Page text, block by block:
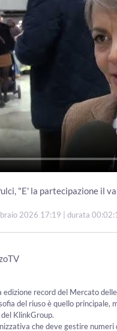
"E' la partecipazione il
2026 17:19 | durata
edizione record del Mercato
del riuso è quello principale,
KlinkGroup.
che deve gestire